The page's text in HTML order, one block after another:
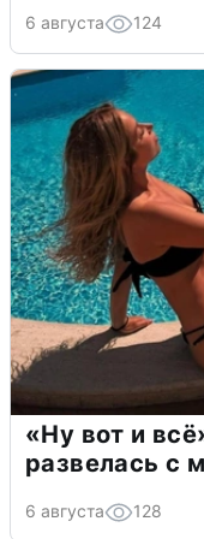
6 августа 124
«Ну вот и
развелась с
6 августа 128